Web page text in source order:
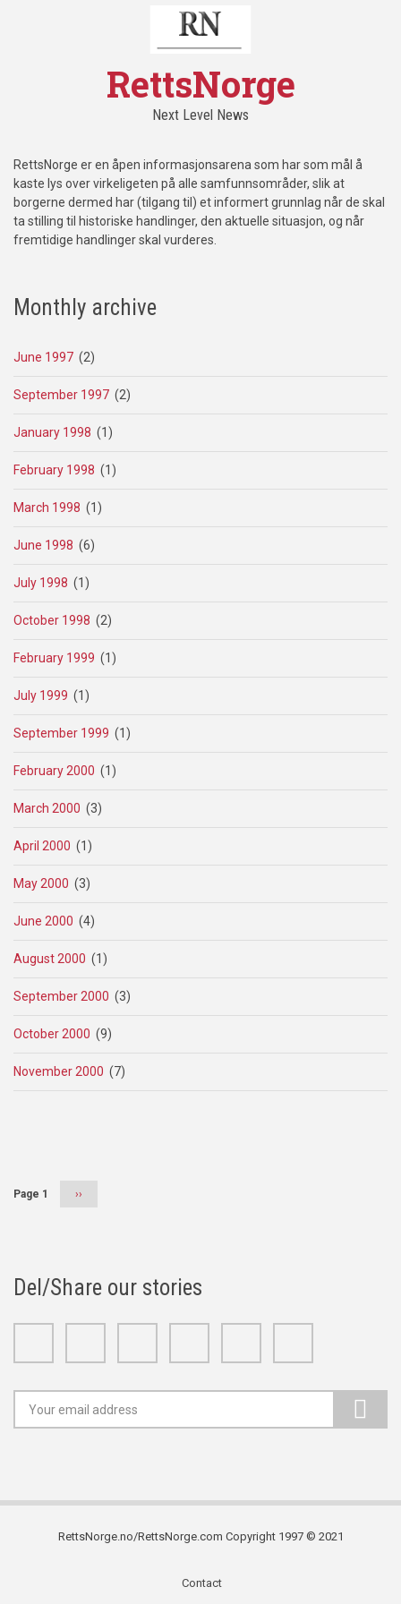
RettsNorge
Next Level News
RettsNorge er en åpen informasjonsarena som har som mål å
kaste lys over virkeligeten på alle samfunnsområder, slik at
borgerne dermed har (tilgang til) et informert grunnlag når de skal
ta stilling til historiske handlinger, den aktuelle situasjon, og når
fremtidige handlinger skal vurderes.
Monthly archive
June 1997 (2)
September 1997 (2)
January 1998 (1)
February 1998 (1)
March 1998 (1)
June 1998 (6)
July 1998 (1)
October 1998 (2)
February 1999 (1)
July 1999 (1)
September 1999 (1)
February 2000 (1)
March 2000 (3)
April 2000 (1)
May 2000 (3)
June 2000 (4)
August 2000 (1)
September 2000 (3)
October 2000 (9)
November 2000 (7)
Page 1
Next
››
Del/Share our stories
RettsNorge.no/RettsNorge.com Copyright 1997 © 2021
Contact